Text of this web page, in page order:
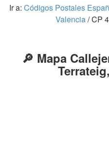
Ir a: Códigos Postales
Valencia/ CP
🔎 Mapa